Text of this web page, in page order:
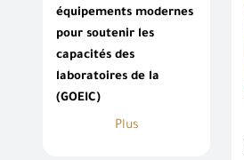
équipements modernes
pour soutenir les
capacités des
laboratoires de la
(GOEIC)
Plus